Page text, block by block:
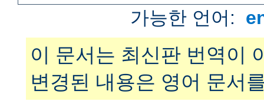
가능한 언어:
이 문서는 최신판 번역이
변경된 내용은 영어 문서